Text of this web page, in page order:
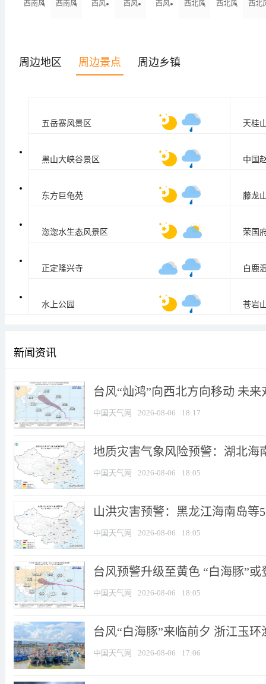
西南风 西南风 西风 西风 西风 西北风 西北风 西北
周边地区 周边景点 周边乡镇
五岳寨风景区
°C
天桂
黑山大峡谷景区
°C
中国
东方巨龟苑
°C
藤龙
淴淴水生态风景区 荣国
正定隆兴寺
°C
白鹿
水上公园 苍岩
新闻资讯
台风“灿鸿”向西北方向移动 未
中国天气网 2026-08-06 18:17
地质灾害气象风险预警：湖北海
中国天气网 2026-08-06 18:05
山洪灾害预警：黑龙江海南岛等
中国天气网 2026-08-06 18:05
台风预警升级至黄色 “白海豚”
中国天气网 2026-08-06 18:05
台风“白海豚”来临前夕 浙江玉
中国天气网 2026-08-06 17:06